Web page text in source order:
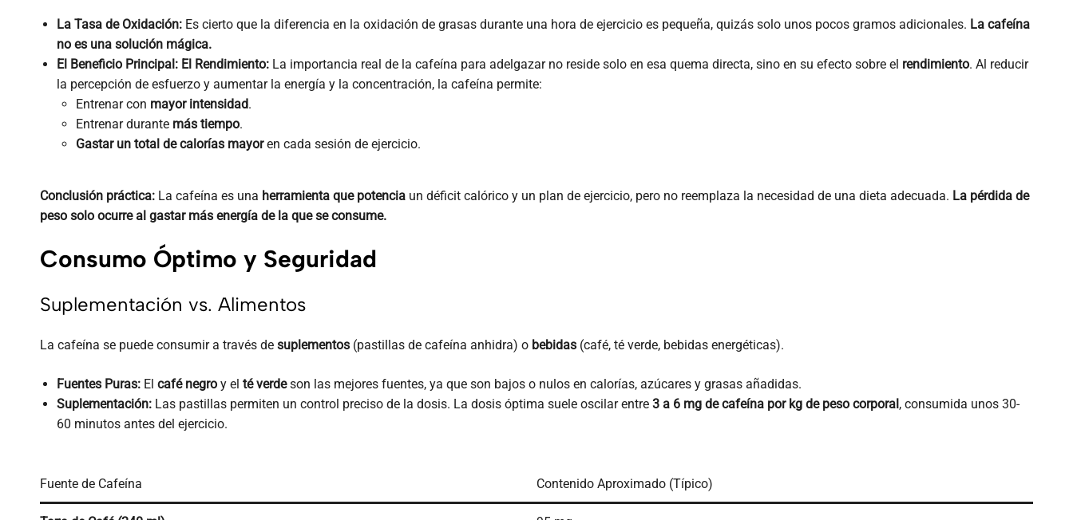
La Tasa de Oxidación:Es cierto que la diferencia en la oxidación de grasas durante una hora de ejercicio es pequeña, quizás solo unos pocos gramos adicionales. La cafeína
no es una solución mágica.
El Beneficio Principal: El Rendimiento:La importancia real de la cafeína para adelgazar no reside solo en esa quema directa, sino en su efecto sobre el rendimiento. Al reducir
la percepción de esfuerzo y aumentar la energía y la concentración, la cafeína permite:
Entrenar con mayor intensidad.
Entrenar durante más tiempo.
Gastar un total de calorías mayoren cada sesión de ejercicio.
Conclusión práctica: La cafeína es una herramienta que potencia un déficit calórico y un plan de ejercicio, pero no reemplaza la necesidad de una dieta adecuada. La pérdida de
peso solo ocurre al gastar más energía de la que se consume.
Consumo Óptimo y Seguridad
Suplementación vs. Alimentos
La cafeína se puede consumir a través de suplementos (pastillas de cafeína anhidra) o bebidas (café, té verde, bebidas energéticas).
Fuentes Puras:El café negroy el té verdeson las mejores fuentes, ya que son bajos o nulos en calorías, azúcares y grasas añadidas.
Suplementación:Las pastillas permiten un control preciso de la dosis. La dosis óptima suele oscilar entre 3 a 6 mg de cafeína por kg de peso corporal , consumida unos 30-
60 minutos antes del ejercicio.
Fuente de Cafeína Contenido Aproximado (Típico)